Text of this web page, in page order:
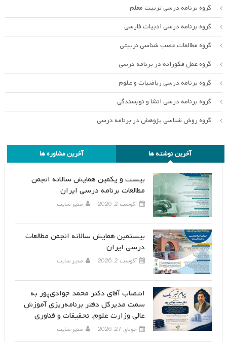
گروه برنامه درسی تربیت معلم
گروه برنامه درسی ادبیات فارسی
گروه مطالعات عصب شناسی تربیتی
گروه عمل فکورانه در برنامه درسی
گروه برنامه درسی ریاضیات و علوم
گروه برنامه درسی انشا و نویسندگی
گروه روش شناسی پژوهش در برنامه درسی
آخرین نوشته ها آخرین مشاوره ها
بیست و یکمین همایش سالانه انجمن
مطالعات برنامه درسی ایران
آگوست 2, 2026 مدیر سایت
بیستمین همایش سالانه انجمن مطالعات
درسی ایران
آگوست 2, 2026 مدیر سایت
انتصاب آقای دکتر محمد جوادی‌پور به
سمت مدیرکل دفتر برنامه‌ریزی آموزش
عالی وزارت علوم، تحقیقات و فناوری
جولای 27, 2026 مدیر سایت